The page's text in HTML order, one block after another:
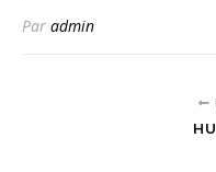
Par admin